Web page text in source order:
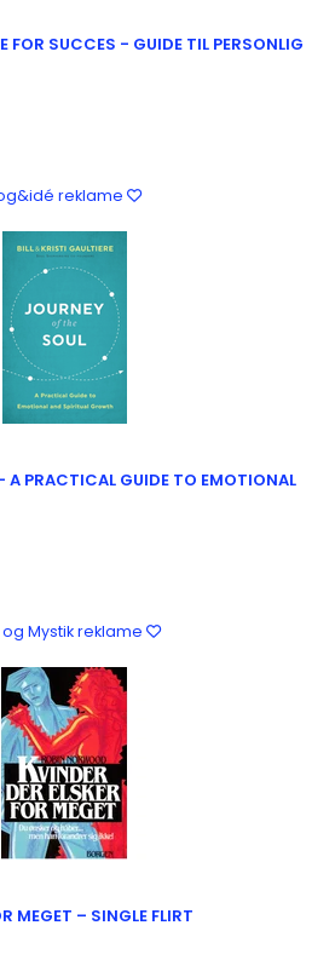
FOR SUCCES - GUIDE TIL PERSONLIG
reklame
A PRACTICAL GUIDE TO EMOTIONAL
Mystik reklame
MEGET – SINGLE FLIRT